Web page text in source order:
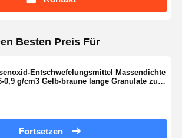
Besten Preis Für
Entschwefelungsmittel Massendichte
0,9 g/cm3 Gelb-braune lange Granulate zur
Fortsetzen